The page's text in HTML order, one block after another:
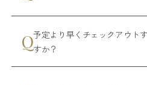
予定より早くチェックアウト
すか？